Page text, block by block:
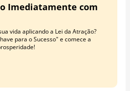
Imediatamente com
vida aplicando a Lei da Atração?
para o Sucesso" e comece a